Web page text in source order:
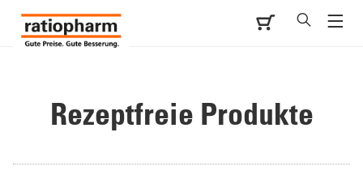
Rezeptfreie Produkte